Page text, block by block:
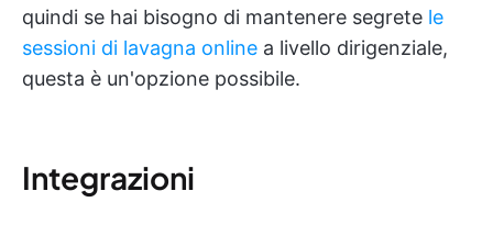
quindi se hai bisogno di mantenere segrete le
sessioni di lavagna online a livello dirigenziale,
questa è un'opzione possibile.
Integrazioni